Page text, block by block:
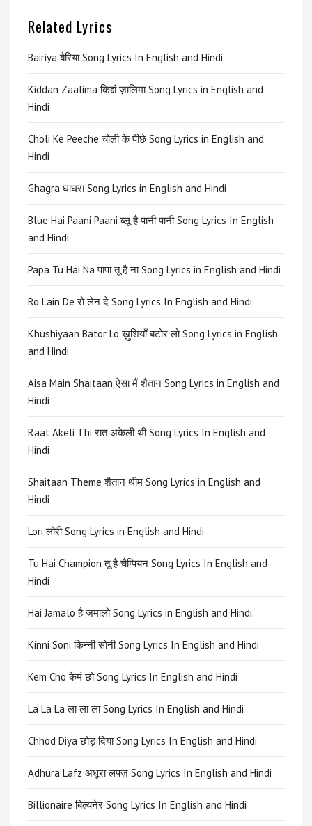
Related Lyrics
Bairiya बैरिया Song Lyrics In English and Hindi
Kiddan Zaalima किद्दां ज़ालिमा Song Lyrics in English and
Hindi
Choli Ke Peeche चोली के पीछे Song Lyrics in English and
Hindi
Ghagra घाघरा Song Lyrics in English and Hindi
Blue Hai Paani Paani ब्लू है पानी पानी Song Lyrics In English
and Hindi
Papa Tu Hai Na पापा तू है ना Song Lyrics in English and Hindi
Ro Lain De रो लेन दे Song Lyrics In English and Hindi
Khushiyaan Bator Lo ख़ुशियाँ बटोर लो Song Lyrics in English
and Hindi
Aisa Main Shaitaan ऐसा मैं शैतान Song Lyrics in English and
Hindi
Raat Akeli Thi रात अकेली थी Song Lyrics In English and
Hindi
Shaitaan Theme शैतान थीम Song Lyrics in English and
Hindi
Lori लोरी Song Lyrics in English and Hindi
Tu Hai Champion तू है चैम्पियन Song Lyrics In English and
Hindi
Hai Jamalo है जमालो Song Lyrics in English and Hindi.
Kinni Soni किन्नी सोनी Song Lyrics In English and Hindi
Kem Cho केमं छो Song Lyrics In English and Hindi
La La La ला ला ला Song Lyrics In English and Hindi
Chhod Diya छोड़ दिया Song Lyrics In English and Hindi
Adhura Lafz अधूरा लफ्ज़ Song Lyrics In English and Hindi
Billionaire बिल्यनेर Song Lyrics In English and Hindi